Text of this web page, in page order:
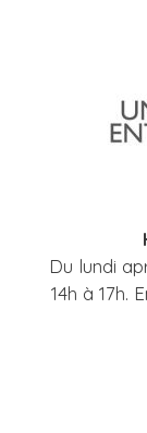
Du lundi
14h à 17h.